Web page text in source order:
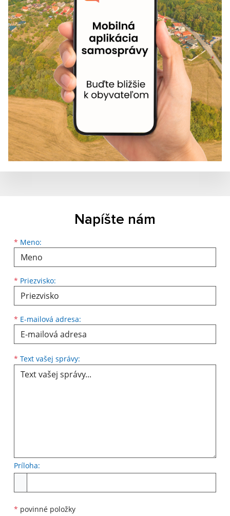
Napíšte nám
* Meno:
* Priezvisko:
* E-mailová adresa:
* Text vašej správy:
Príloha:
* povinné položky